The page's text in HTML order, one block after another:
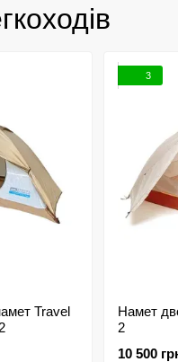
Travel
3
Намет
2
10 500